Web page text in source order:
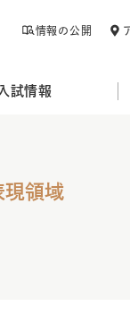
試情報
情報の公開
現領域